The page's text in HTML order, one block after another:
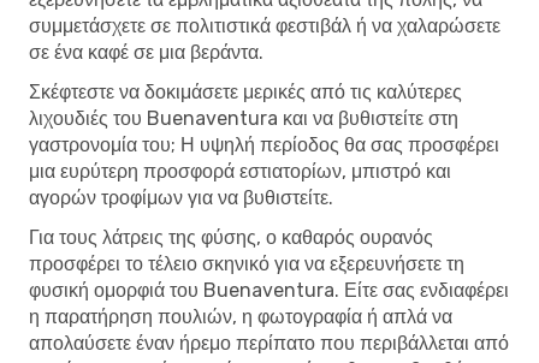
συμμετάσχετε σε πολιτιστικά φεστιβάλ ή να χαλαρώσετε
σε ένα καφέ σε μια βεράντα.
Σκέφτεστε να δοκιμάσετε μερικές από τις καλύτερες
λιχουδιές του Buenaventura και να βυθιστείτε στη
γαστρονομία του; Η υψηλή περίοδος θα σας προσφέρει
μια ευρύτερη προσφορά εστιατορίων, μπιστρό και
αγορών τροφίμων για να βυθιστείτε.
Για τους λάτρεις της φύσης, ο καθαρός ουρανός
προσφέρει το τέλειο σκηνικό για να εξερευνήσετε τη
φυσική ομορφιά του Buenaventura. Είτε σας ενδιαφέρει
η παρατήρηση πουλιών, η φωτογραφία ή απλά να
απολαύσετε έναν ήρεμο περίπατο που περιβάλλεται από